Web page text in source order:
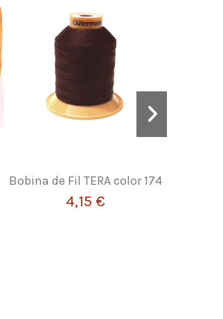
Bobina de Fil TERA color 174
4,15 €